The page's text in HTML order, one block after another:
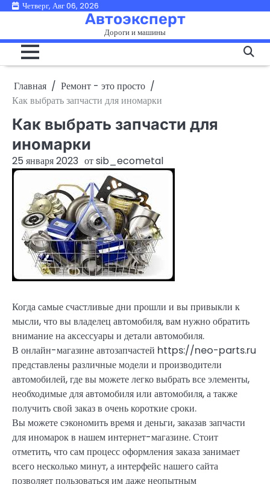
ПерейтиЧетверг, Авг 06, 2026
Автоэксперт
Дороги и машины
Главная
Ремонт - это просто
Как выбрать запчасти для иномарки
Как выбрать запчасти для
иномарки
25 января 2023 отsib_ecometal
Когда самые счастливые дни прошли и вы привыкли к
мысли, что вы владелец автомобиля, вам нужно обратить
внимание на аксессуары и детали автомобиля.
В онлайн-магазине автозапчастей https://neo-parts.ru
представлены различные модели и производители
автомобилей, где вы можете легко выбрать все элементы,
необходимые для автомобиля или автомобиля, а также
получить свой заказ в очень короткие сроки.
Вы можете сэкономить время и деньги, заказав запчасти
для иномарок в нашем интернет-магазине. Стоит
отметить, что сам процесс оформления заказа занимает
всего несколько минут, а интерфейс нашего сайта
позволяет пользоваться им даже неопытным